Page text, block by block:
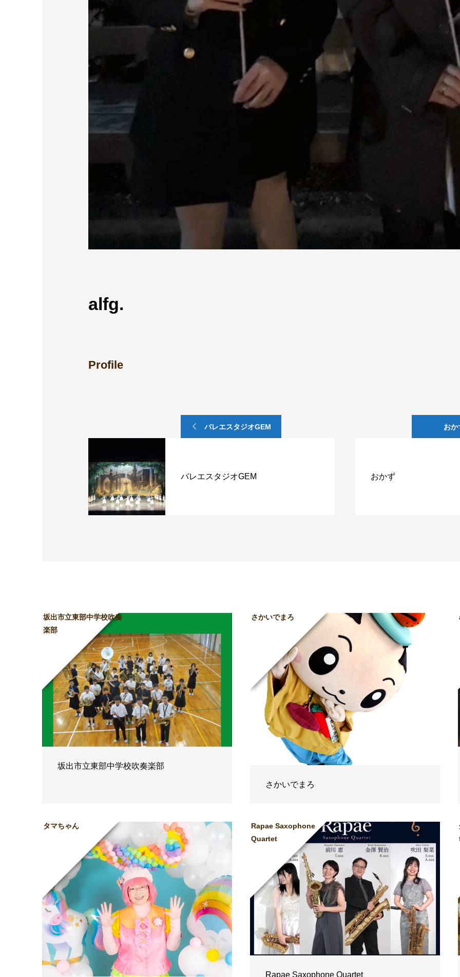
alfg.
Profile
バレエスタジオGEM
バレエスタジオGEM
おか
おかず
坂出市立東部中学校吹奏
楽部
坂出市立東部中学校吹奏楽部
さかいでまろ
さかいでまろ
タマちゃん
Rapae Saxophone
Quartet
Rapae Saxophone Quartet